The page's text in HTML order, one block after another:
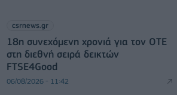
csrnews.gr
18η συνεχόμενη χρονιά για τον ΟΤΕ
στη διεθνή σειρά δεικτών
FTSE4Good
06/08/2026 - 11:42